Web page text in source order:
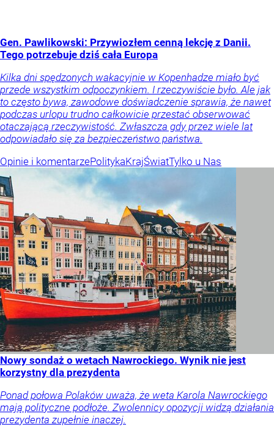
Gen. Pawlikowski: Przywiozłem cenną lekcję z Danii.
Tego potrzebuje dziś cała Europa
Kilka dni spędzonych wakacyjnie w Kopenhadze miało być
przede wszystkim odpoczynkiem. I rzeczywiście było. Ale jak
to często bywa, zawodowe doświadczenie sprawia, że nawet
podczas urlopu trudno całkowicie przestać obserwować
otaczającą rzeczywistość. Zwłaszcza gdy przez wiele lat
odpowiadało się za bezpieczeństwo państwa.
Opinie i komentarzePolitykaKrajŚwiatTylko u Nas
Nowy sondaż o wetach Nawrockiego. Wynik nie jest
korzystny dla prezydenta
Ponad połowa Polaków uważa, że weta Karola Nawrockiego
mają polityczne podłoże. Zwolennicy opozycji widzą działania
prezydenta zupełnie inaczej.